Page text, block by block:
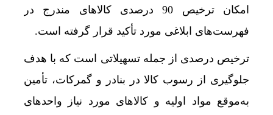
امکان ترخیص 90 درصدی کالاهای مندرج در
فهرست‌های ابلاغی مورد تأکید قرار گرفته است.
ترخیص درصدی از جمله تسهیلاتی است که با هدف
جلوگیری از رسوب کالا در بنادر و گمرکات، تأمین
به‌موقع مواد اولیه و کالاهای مورد نیاز واحدهای